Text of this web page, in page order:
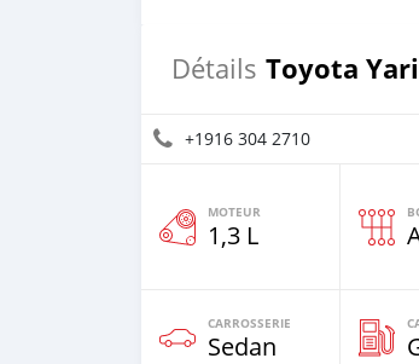
Détails Toyota
+1916 304 2710
MOTEUR
1,3 L
CARROSSERIE
Sedan